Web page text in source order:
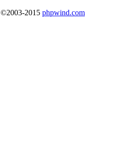
©2003-2015 phpwind.com